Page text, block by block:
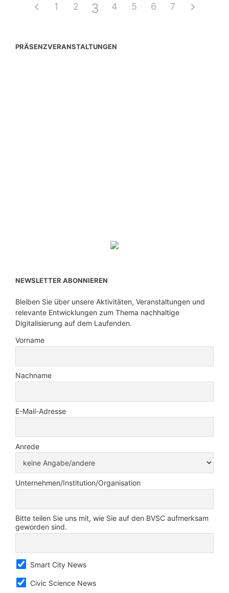
1 2 3 4 5 6 7
PRÄSENZVERANSTALTUNGEN
NEWSLETTER ABONNIEREN
Bleiben Sie über unsere Aktivitäten, Veranstaltungen und
relevante Entwicklungen zum Thema nachhaltige
Digitalisierung auf dem Laufenden.
Vorname
Nachname
E-Mail-Adresse
Anrede
Unternehmen/Institution/Organisation
Bitte teilen Sie uns mit, wie Sie auf den BVSC aufmerksam
geworden sind.
Smart City News
Civic Science News